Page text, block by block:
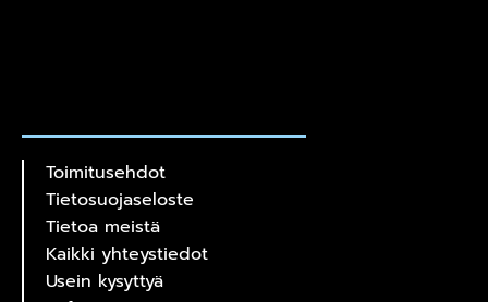
Toimitusehdot
Tietosuojaseloste
Tietoa meistä
Kaikki yhteystiedot
Usein kysyttyä